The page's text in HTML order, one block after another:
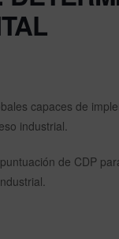
capaces de
industrial.
de CDP